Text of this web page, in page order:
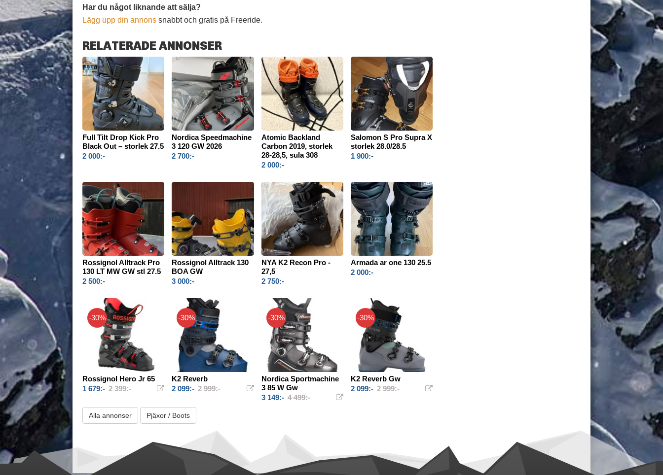
Har du något liknande att sälja?
Lägg upp din annons snabbt och gratis på Freeride.
RELATERADE ANNONSER
Full Tilt Drop Kick Pro
Black Out – storlek 27.5
2 000:-
Nordica Speedmachine
3 120 GW 2026
2 700:-
Atomic Backland
Carbon 2019, storlek
28-28,5, sula 308
2 000:-
Salomon S Pro Supra X
storlek 28.0/28.5
1 900:-
Rossignol Alltrack Pro
130 LT MW GW stl 27.5
2 500:-
Rossignol Alltrack 130
BOA GW
3 000:-
NYA K2 Recon Pro -
27,5
2 750:-
Armada ar one 130 25.5
2 000:-
-30%
Rossignol Hero Jr 65
1 679:- 2 399:-
-30%
K2 Reverb
2 099:- 2 999:-
-30%
Nordica Sportmachine
3 85 W Gw
3 149:- 4 499:-
-30%
K2 Reverb Gw
2 099:- 2 999:-
Alla annonser Pjäxor / Boots